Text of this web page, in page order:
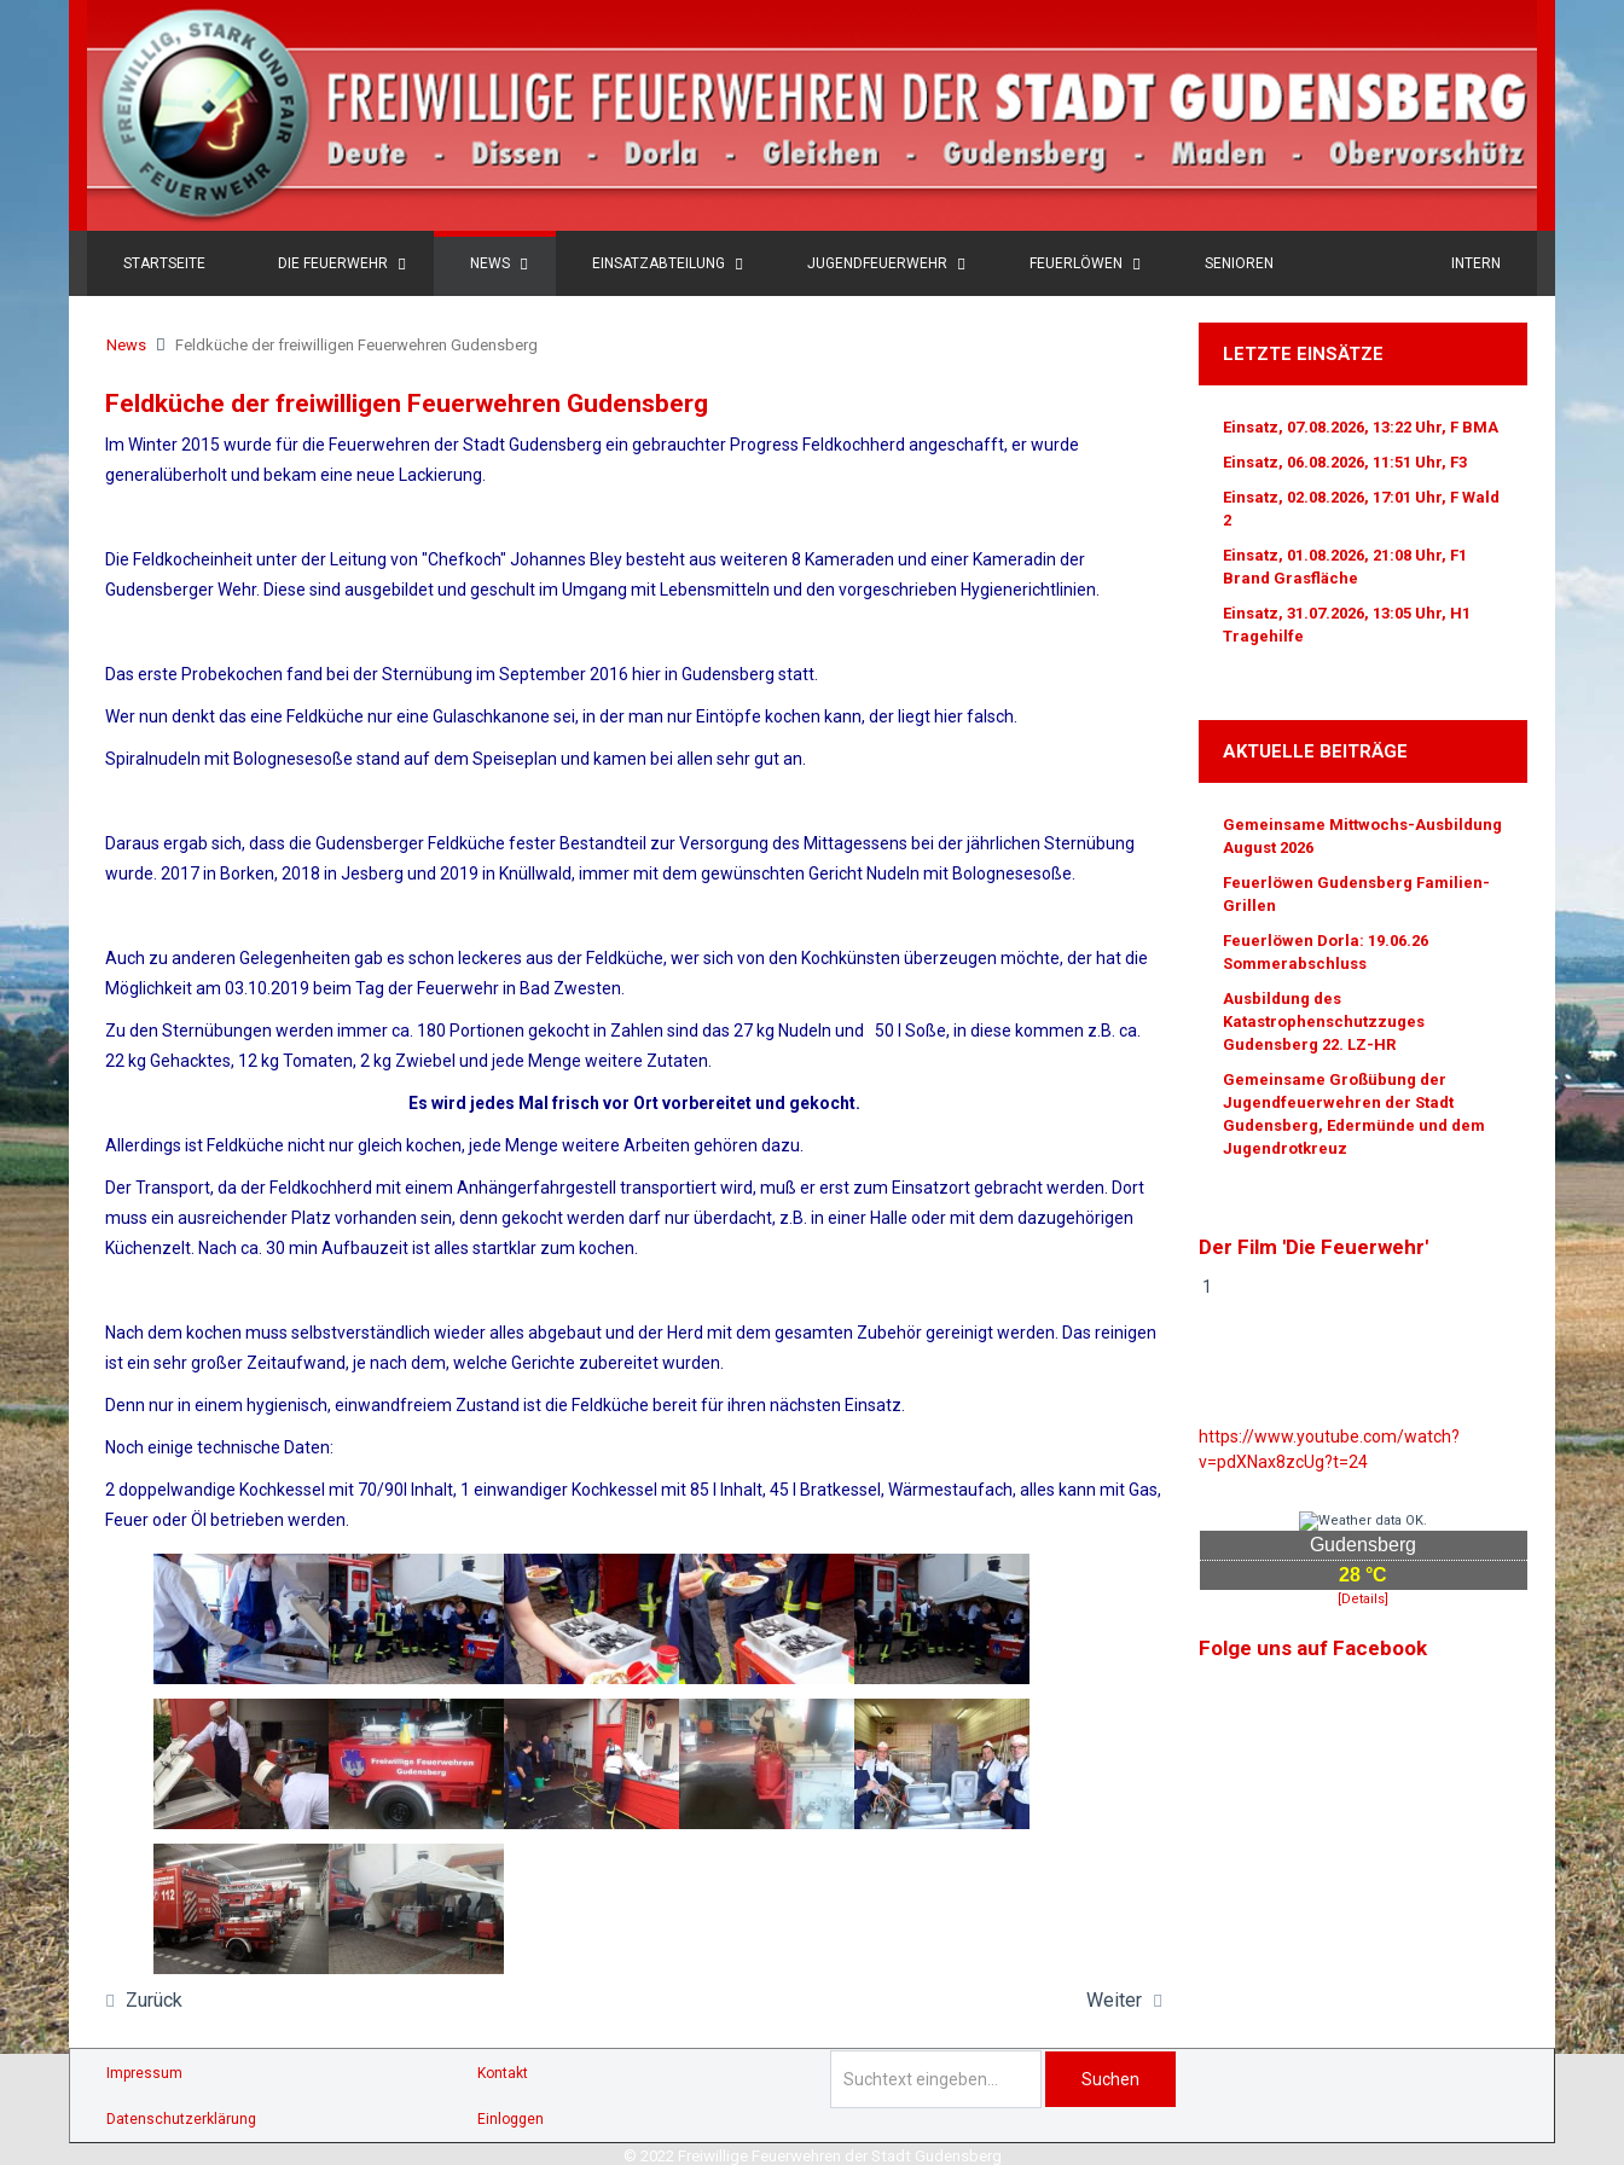
STARTSEITE DIE FEUERWEHR NEWS EINSATZABTEILUNG JUGENDFEUERWEHR FEUERLÖWEN SENIOREN INTERN
News Feldküche der freiwilligen Feuerwehren Gudensberg
Feldküche der freiwilligen Feuerwehren Gudensberg
Im Winter 2015 wurde für die Feuerwehren der Stadt Gudensberg ein gebrauchter Progress Feldkochherd angeschafft, er wurde
generalüberholt und bekam eine neue Lackierung.
Die Feldkocheinheit unter der Leitung von "Chefkoch" Johannes Bley besteht aus weiteren 8 Kameraden und einer Kameradin der
Gudensberger Wehr. Diese sind ausgebildet und geschult im Umgang mit Lebensmitteln und den vorgeschrieben Hygienerichtlinien.
Das erste Probekochen fand bei der Sternübung im September 2016 hier in Gudensberg statt.
Wer nun denkt das eine Feldküche nur eine Gulaschkanone sei, in der man nur Eintöpfe kochen kann, der liegt hier falsch.
Spiralnudeln mit Bolognesesoße stand auf dem Speiseplan und kamen bei allen sehr gut an.
Daraus ergab sich, dass die Gudensberger Feldküche fester Bestandteil zur Versorgung des Mittagessens bei der jährlichen Sternübung
wurde. 2017 in Borken, 2018 in Jesberg und 2019 in Knüllwald, immer mit dem gewünschten Gericht Nudeln mit Bolognesesoße.
Auch zu anderen Gelegenheiten gab es schon leckeres aus der Feldküche, wer sich von den Kochkünsten überzeugen möchte, der hat die
Möglichkeit am 03.10.2019 beim Tag der Feuerwehr in Bad Zwesten.
Zu den Sternübungen werden immer ca. 180 Portionen gekocht in Zahlen sind das 27 kg Nudeln und 50 l Soße, in diese kommen z.B. ca.
22 kg Gehacktes, 12 kg Tomaten, 2 kg Zwiebel und jede Menge weitere Zutaten.
Es wird jedes Mal frisch vor Ort vorbereitet und gekocht.
Allerdings ist Feldküche nicht nur gleich kochen, jede Menge weitere Arbeiten gehören dazu.
Der Transport, da der Feldkochherd mit einem Anhängerfahrgestell transportiert wird, muß er erst zum Einsatzort gebracht werden. Dort
muss ein ausreichender Platz vorhanden sein, denn gekocht werden darf nur überdacht, z.B. in einer Halle oder mit dem dazugehörigen
Küchenzelt. Nach ca. 30 min Aufbauzeit ist alles startklar zum kochen.
Nach dem kochen muss selbstverständlich wieder alles abgebaut und der Herd mit dem gesamten Zubehör gereinigt werden. Das reinigen
ist ein sehr großer Zeitaufwand, je nach dem, welche Gerichte zubereitet wurden.
Denn nur in einem hygienisch, einwandfreiem Zustand ist die Feldküche bereit für ihren nächsten Einsatz.
Noch einige technische Daten:
2 doppelwandige Kochkessel mit 70/90l Inhalt, 1 einwandiger Kochkessel mit 85 l Inhalt, 45 l Bratkessel, Wärmestaufach, alles kann mit Gas,
Feuer oder Öl betrieben werden.
Zurück Weiter
LETZTE EINSÄTZE
Einsatz, 07.08.2026, 13:22 Uhr, F BMA
Einsatz, 06.08.2026, 11:51 Uhr, F3
Einsatz, 02.08.2026, 17:01 Uhr, F Wald
2
Einsatz, 01.08.2026, 21:08 Uhr, F1
Brand Grasfläche
Einsatz, 31.07.2026, 13:05 Uhr, H1
Tragehilfe
AKTUELLE BEITRÄGE
Gemeinsame Mittwochs-Ausbildung
August 2026
Feuerlöwen Gudensberg Familien-
Grillen
Feuerlöwen Dorla: 19.06.26
Sommerabschluss
Ausbildung des
Katastrophenschutzzuges
Gudensberg 22. LZ-HR
Gemeinsame Großübung der
Jugendfeuerwehren der Stadt
Gudensberg, Edermünde und dem
Jugendrotkreuz
Der Film 'Die Feuerwehr'
1
https://www.youtube.com/watch?
v=pdXNax8zcUg?t=24
Gudensberg
28 °C
[Details]
Folge uns auf Facebook
Impressum
Datenschutzerklärung
Kontakt
Einloggen
Suchen
© 2022 Freiwillige Feuerwehren der Stadt Gudensberg